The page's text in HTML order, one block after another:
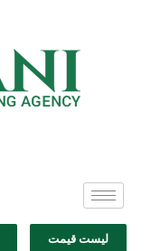
لیست قیمت